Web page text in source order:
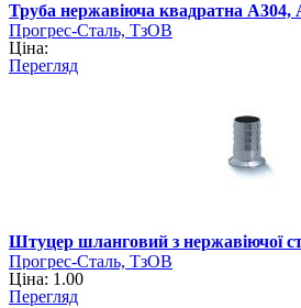
Труба нержавіюча квадратна А304,
Прогрес-Сталь, ТзОВ
Ціна:
Перегляд
Штуцер шланговий з нержавіючої
Прогрес-Сталь, ТзОВ
Ціна: 1.00
Перегляд